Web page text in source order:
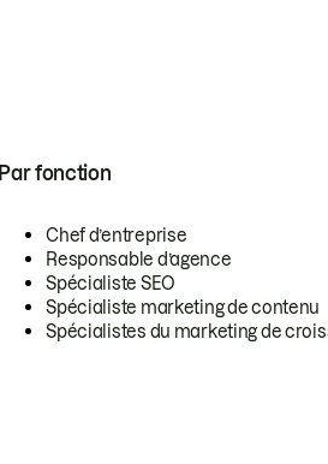
Par fonction
Chef d’entreprise
Responsable d’agence
Spécialiste SEO
Spécialiste marketing de contenu
Spécialistes du marketing de